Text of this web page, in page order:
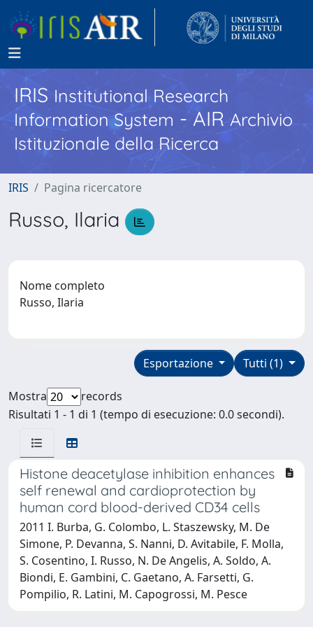
IRISInstitutional Research
Information System - AIR Archivio
Istituzionale della Ricerca
IRIS Pagina ricercatore
Russo, Ilaria
Nome completo
Russo, Ilaria
Tutti (1)
Esportazione
Mostra
records
Risultati 1 - 1 di 1 (tempo di esecuzione: 0.0 secondi).
Histone deacetylase inhibition enhances
self renewal and cardioprotection by
human cord blood-derived CD34 cells
2011 I. Burba, G. Colombo, L. Staszewsky, M. De
Simone, P. Devanna, S. Nanni, D. Avitabile, F. Molla,
S. Cosentino, I. Russo, N. De Angelis, A. Soldo, A.
Biondi, E. Gambini, C. Gaetano, A. Farsetti, G.
Pompilio, R. Latini, M. Capogrossi, M. Pesce